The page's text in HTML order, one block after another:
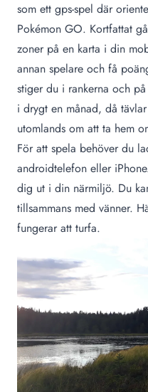
som ett gps-spel där
Pokémon GO. Kortfattat
zoner på en karta i din
annan spelare och få
stiger du i rankerna och
i drygt en månad, då
utomlands om att ta hem
För att spela behöver du
androidtelefon eller
dig ut i din närmiljö. Du
tillsammans med vänner.
fungerar att turfa.